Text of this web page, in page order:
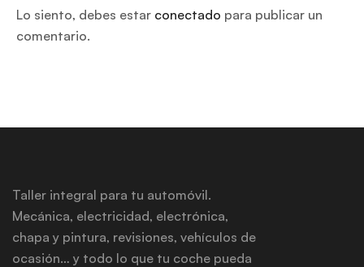
Lo siento, debes estar conectado para publicar un
comentario.
Taller integral para tu automóvil.
Mecánica, electricidad, electrónica,
chapa y pintura, revisiones, vehículos de
ocasión… y todo lo que tu coche pueda